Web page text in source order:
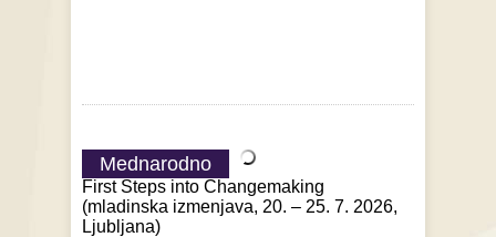
Mednarodno
First Steps into Changemaking
(mladinska izmenjava, 20. – 25. 7. 2026,
Ljubljana)